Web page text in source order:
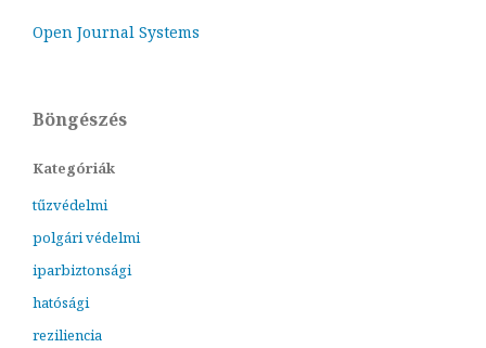
Open Journal Systems
Böngészés
Kategóriák
tűzvédelmi
polgári védelmi
iparbiztonsági
hatósági
reziliencia